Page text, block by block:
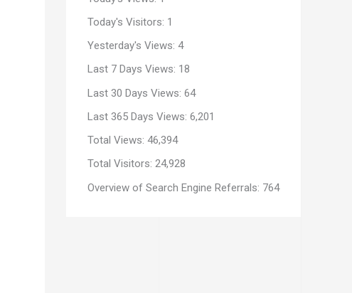
Today's Visitors: 1
Yesterday's Views: 4
Last 7 Days Views: 18
Last 30 Days Views: 64
Last 365 Days Views: 6,201
Total Views: 46,394
Total Visitors: 24,928
Overview of Search Engine Referrals: 764